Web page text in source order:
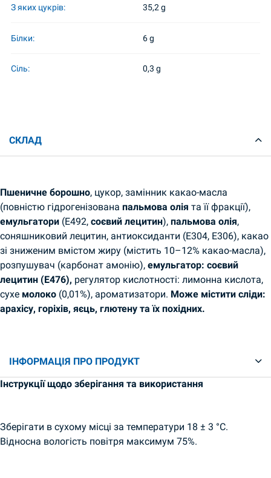
З яких цукрів: 35,2 g
Білки: 6 g
Сіль: 0,3 g
СКЛАД
Пшеничне борошно, цукор, замінник какао-масла
(повністю гідрогенізована пальмова олія та її фракції),
емульгатори (E492, соєвий лецитин), пальмова олія,
соняшниковий лецитин, антиоксиданти (E304, E306), какао
зі зниженим вмістом жиру (містить 10–12% какао-масла),
розпушувач (карбонат амонію), емульгатор: соєвий
лецитин (E476), регулятор кислотності: лимонна кислота,
сухе молоко (0,01%), ароматизатори. Може містити сліди:
арахісу, горіхів, яєць, глютену та їх похідних.
ІНФОРМАЦІЯ ПРО ПРОДУКТ
Інструкції щодо зберігання та використання
Зберігати в сухому місці за температури 18 ± 3 °C.
Відносна вологість повітря максимум 75%.